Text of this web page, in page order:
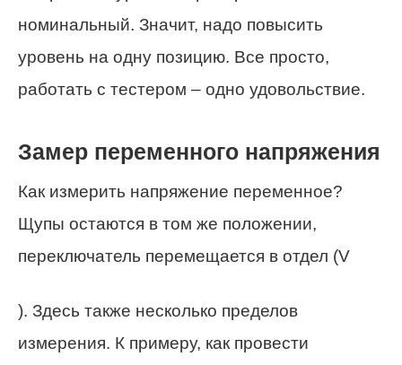
номинальный. Значит, надо повысить
уровень на одну позицию. Все просто,
работать с тестером – одно удовольствие.
Замер переменного напряжения
Как измерить напряжение переменное?
Щупы остаются в том же положении,
переключатель перемещается в отдел (V
). Здесь также несколько пределов
измерения. К примеру, как провести